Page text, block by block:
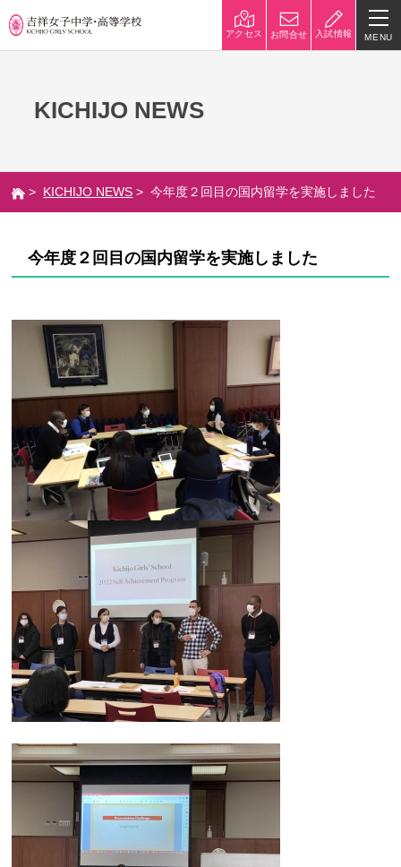
アクセス お問合せ 入試情報 MENU
校長挨拶
八王子キャンパス 学校規模
災害への対策 学校紹介動画
祥美会（保護者の会）・淑美
会（卒業生の会）
サポーターズサイト（寄付金
のお願い）
吉祥での学び
カリキュラム 授業、各教科の取り組み
補習・教養講座・公開講座・
高大連携・講習・勉強合宿
ライフスキルプログラム
芸術教育 課外授業
学校生活
吉祥の一日 年間行事
委員会活動・部活動 学校生活Q&A
生徒居住地・通学時間
進路・進学
大学合格実績
卒業生のメッセージ 卒業生の活躍
KICHIJO NEWS
> KICHIJO NEWS > 今年度２回目の国内留学を実施しました
今年度２回目の国内留学を実施しました